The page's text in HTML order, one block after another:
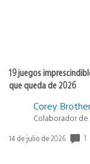
19 juegos
que queda de 2026
Corey
Colaborador
Fecha
14 de julio de 2026 1